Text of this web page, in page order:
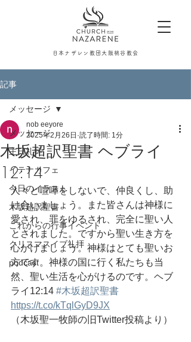
日本ナザレン教団大阪桃谷教会
記事
メッセージ
主日礼拝
イテナカフェ
今日のイラスト
木坂超訳聖書
これからの行事イベント
クリスマスイブ礼拝
podcast
メッセージ
木坂超訳聖書 ヘブライ
12:14
nob eeyore
2025年2月26日 読了時間: 1分
人々と喧嘩をしないで、仲良くし、助
け合いましょう。また皆さんは神様に
愛され、罪をゆるされ、完全に聖い人
とされました。ですから聖い生き方を
心がけましょう。神様はとても聖いお
方です。神様の国に行く私たちも当
然、聖い生活を心がけるのです。ヘブ
ライ12:14 #木坂超訳聖書
https://t.co/kTqlGyD9JX
（木坂聖一牧師の旧Twitter投稿より）